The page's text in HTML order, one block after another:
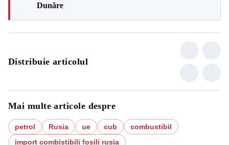
Dunăre
Distribuie articolul
Mai multe articole despre
petrol Rusia ue cub
combustibil
import combistibili fosili rusia